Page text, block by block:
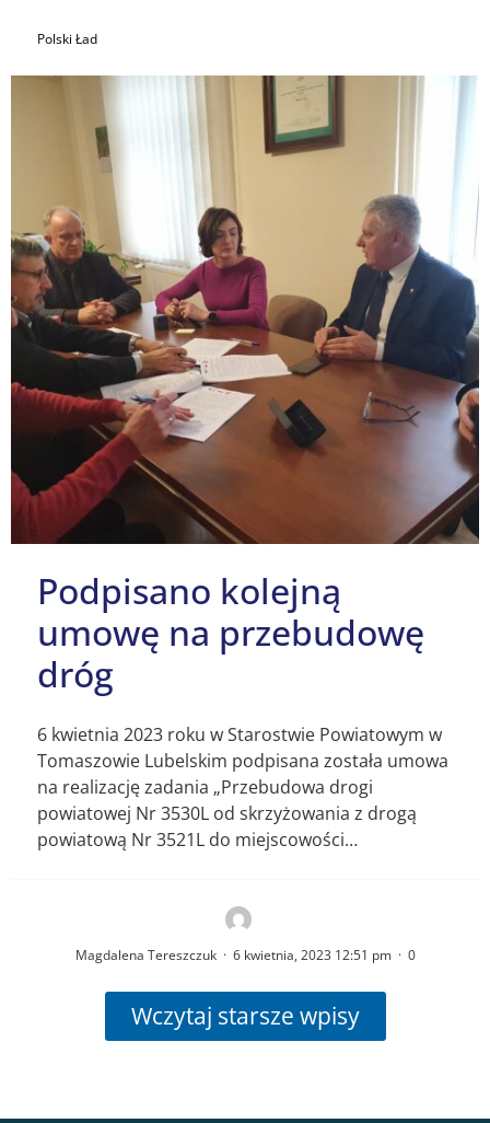
Polski Ład
Podpisano kolejną
umowę na przebudowę
dróg
6 kwietnia 2023 roku w Starostwie Powiatowym w
Tomaszowie Lubelskim podpisana została umowa
na realizację zadania „Przebudowa drogi
powiatowej Nr 3530L od skrzyżowania z drogą
powiatową Nr 3521L do miejscowości…
Magdalena Tereszczuk · 6 kwietnia, 2023 12:51 pm · 0
Wczytaj starsze wpisy